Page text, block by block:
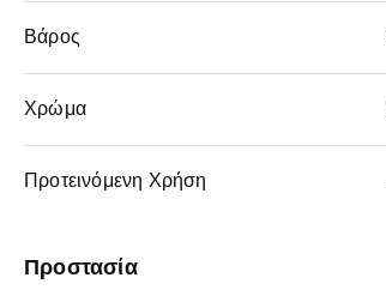
Βάρος
Χρώμα
Προτεινόμενη Χρήση
Προστασία